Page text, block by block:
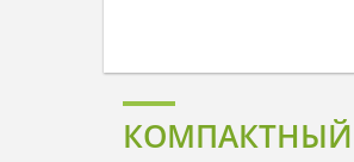
КОМПАКТНЫЙ